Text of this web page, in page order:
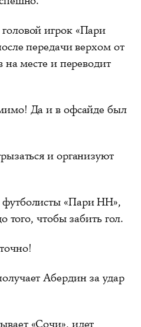
игрок «Пари
передачи верхом от
месте и переводит
Да и в офсайде был
и организуют
«Пари НН»,
того, чтобы забить гол.
Абердин за удар
«Сочи», идет